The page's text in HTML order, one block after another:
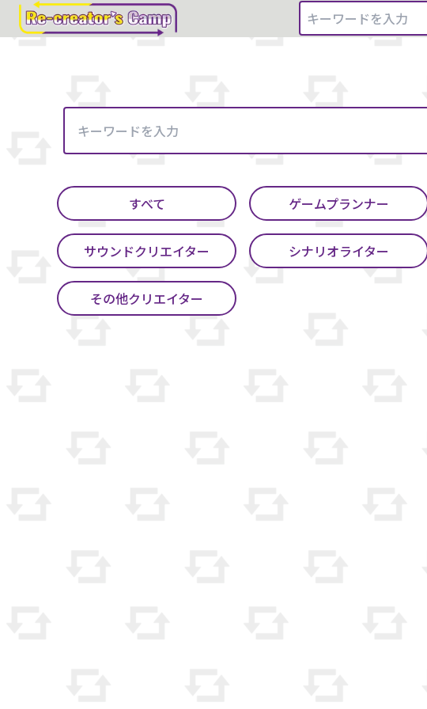
すべて ゲームプランナー
サウンドクリエイター シナリオライター
その他クリエイター